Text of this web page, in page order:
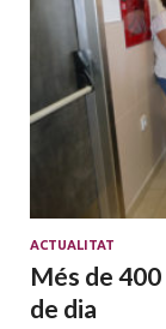
ACTUALITAT
Més de
de dia